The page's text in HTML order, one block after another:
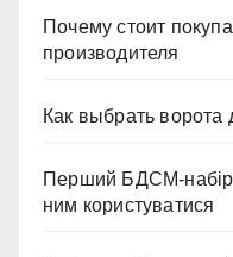
Почему стоит
производителя
Как выбрать
Перший БДСМ-набір:
ним користуватися